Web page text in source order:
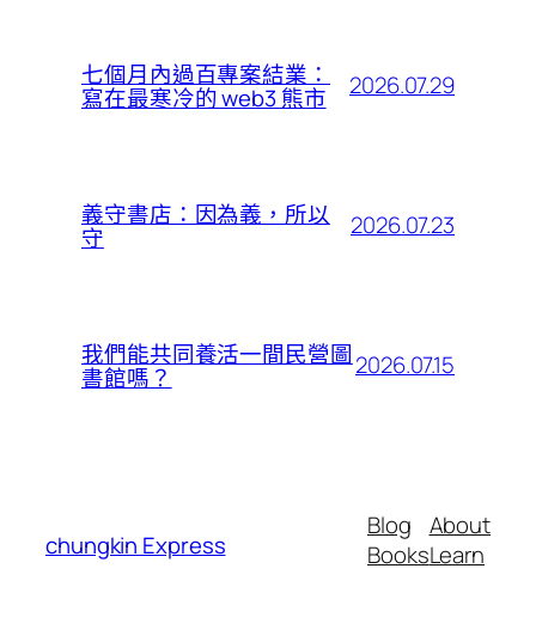
七個月內過百專案結業：
寫在最寒冷的 web3 熊市 2026.07.29
義守書店：因為義，所以
守 2026.07.23
我們能共同養活一間民營圖
書館嗎？ 2026.07.15
chungkin Express
Blog
Books
About
Learn